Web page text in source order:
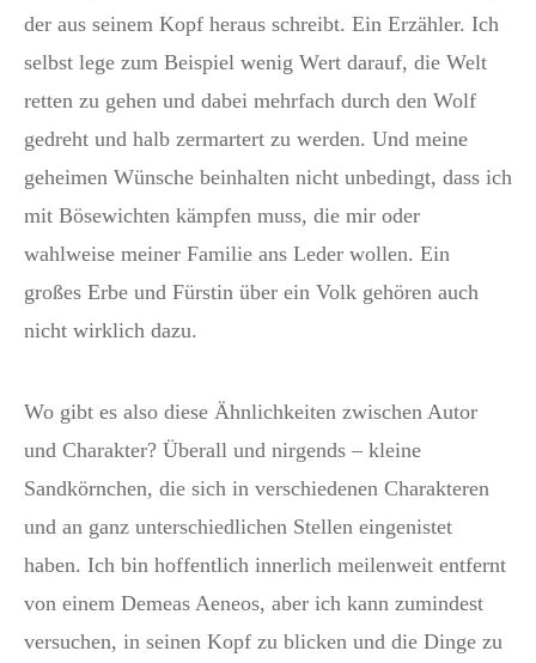
der aus seinem Kopf heraus schreibt. Ein Erzähler. Ich
selbst lege zum Beispiel wenig Wert darauf, die Welt
retten zu gehen und dabei mehrfach durch den Wolf
gedreht und halb zermartert zu werden. Und meine
geheimen Wünsche beinhalten nicht unbedingt, dass ich
mit Bösewichten kämpfen muss, die mir oder
wahlweise meiner Familie ans Leder wollen. Ein
großes Erbe und Fürstin über ein Volk gehören auch
nicht wirklich dazu.
Wo gibt es also diese Ähnlichkeiten zwischen Autor
und Charakter? Überall und nirgends – kleine
Sandkörnchen, die sich in verschiedenen Charakteren
und an ganz unterschiedlichen Stellen eingenistet
haben. Ich bin hoffentlich innerlich meilenweit entfernt
von einem Demeas Aeneos, aber ich kann zumindest
versuchen, in seinen Kopf zu blicken und die Dinge zu